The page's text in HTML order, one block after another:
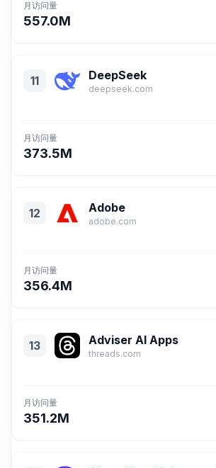
月访问量
557.0M
11 DeepSeek
deepseek.com
月访问量
373.5M
12 Adobe
adobe.com
月访问量
356.4M
13 Adviser AI Apps
threads.com
月访问量
351.2M